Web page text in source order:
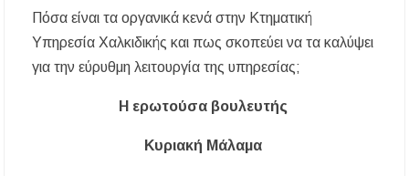
Πόσα είναι τα οργανικά κενά στην Κτηματική
Υπηρεσία Χαλκιδικής και πως σκοπεύει να τα καλύψει
για την εύρυθμη λειτουργία της υπηρεσίας;
Η ερωτούσα βουλευτής
Κυριακή Μάλαμα